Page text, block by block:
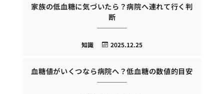
家族の低血糖に気づいたら？病院へ連れて行く判
断
2025.12.25
知識
血糖値がいくつなら病院へ？低血糖の数値的目安